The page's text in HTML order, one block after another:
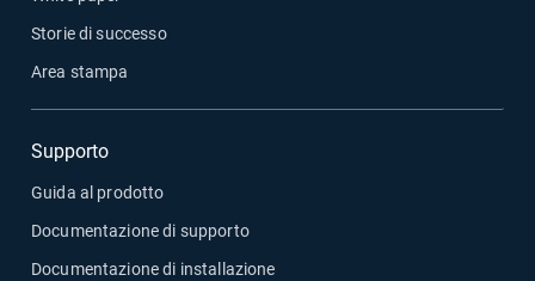
Storie di successo
Area stampa
Supporto
Guida al prodotto
Documentazione di supporto
Documentazione di installazione